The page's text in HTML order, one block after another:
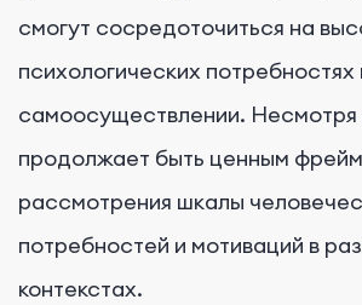
смогут сосредоточиться на
психологических потребностях
самоосуществлении. Несмотря
продолжает быть ценным
рассмотрения шкалы
потребностей и мотиваций в
контекстах.